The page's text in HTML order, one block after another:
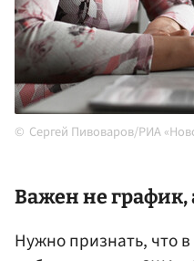
Сергей Пивоваров/РИА
Важен не график,
Нужно признать, что